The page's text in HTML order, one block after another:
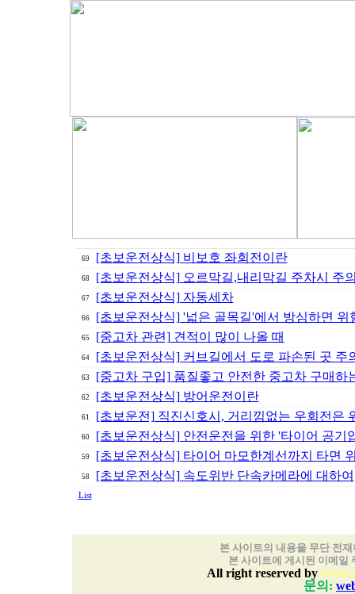
69 [초보운전상식] 비보호 좌회전이란
68 [초보운전상식] 오르막길,내리막길 주차시 주
67 [초보운전상식] 자동세차
66 [초보운전상식] '넓은 골목길'에서 방심하면 위
65 [중고차 관련] 견적이 많이 나올 때
64 [초보운전상식] 커브길에서 도로 파손된 곳 주
63 [중고차 구입] 품질좋고 안전한 중고차 구매하
62 [초보운전상식] 방어운전이란
61 [초보운전] 직진신호시, 거리낌없는 우회전은
60 [초보운전상식] 안전운전을 위한 '타이어 공기
59 [초보운전상식] 타이어 마모한계선까지 타면
58 [초보운전상식] 속도위반 단속카메라에 대하여
List
본 사이트의 내용을 무단 전
본 사이트에 게시된 이메일
All right reserved bywww.
문의: